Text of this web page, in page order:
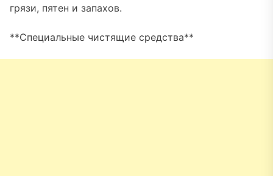
грязи, пятен и запахов.
**Специальные чистящие средства**